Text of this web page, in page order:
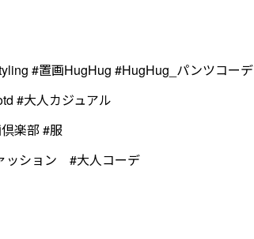
#置画HugHug #HugHug_パンツコーデ
#大人カジュアル
楽部 #服
ッション #大人コーデ